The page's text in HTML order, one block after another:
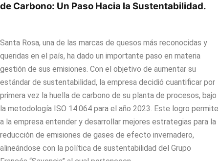
de Carbono: Un Paso Hacia la Sustentabilidad.
Santa Rosa, una de las marcas de quesos más reconocidas y
queridas en el país, ha dado un importante paso en materia
gestión de sus emisiones. Con el objetivo de aumentar su
estándar de sustentabilidad, la empresa decidió cuantificar por
primera vez la huella de carbono de su planta de procesos, bajo
la metodología ISO 14.064 para el año 2023. Este logro permite
a la empresa entender y desarrollar mejores estrategias para la
reducción de emisiones de gases de efecto invernadero,
alineándose con la política de sustentabilidad del Grupo